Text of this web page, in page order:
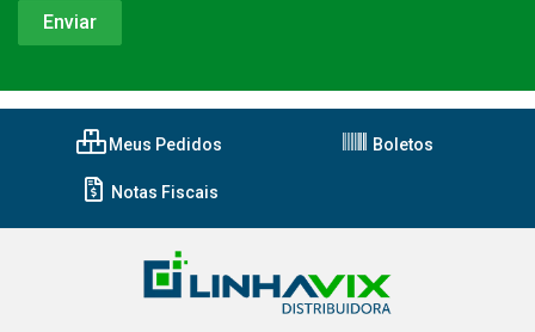
Meus Pedidos Boletos
Notas Fiscais